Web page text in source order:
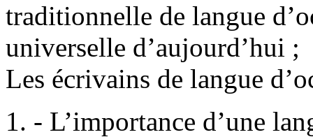
traditionnelle de langue
universelle d’aujourd’hui ;
Les écrivains de langue
1. - L’importance d’une